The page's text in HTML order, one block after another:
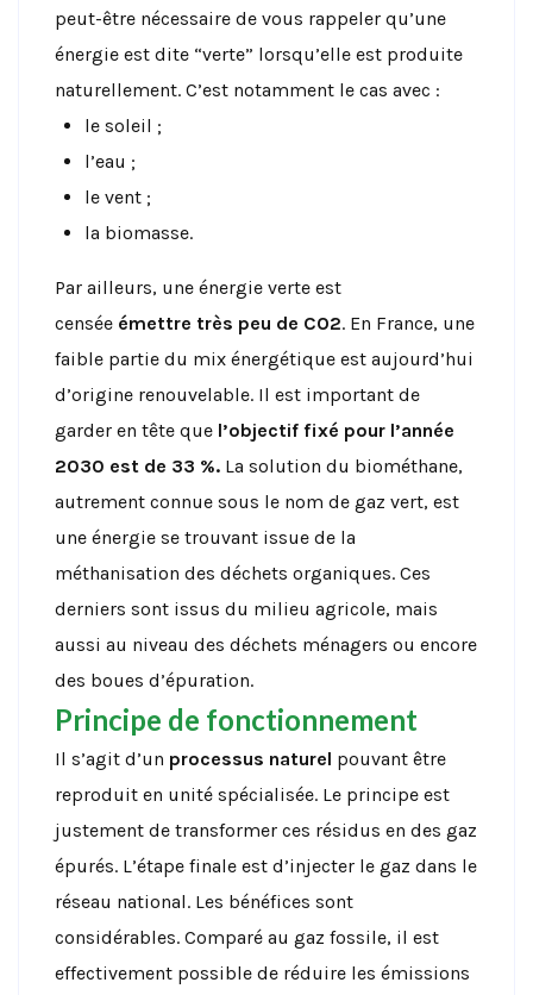
peut-être nécessaire de vous rappeler qu’une
énergie est dite “verte” lorsqu’elle est produite
naturellement. C’est notamment le cas avec :
le soleil ;
l’eau ;
le vent ;
la biomasse.
Par ailleurs, une énergie verte est
censée émettre très peu de CO2. En France, une
faible partie du mix énergétique est aujourd’hui
d’origine renouvelable. Il est important de
garder en tête que l’objectif fixé pour l’année
2030 est de 33 %. La solution du biométhane,
autrement connue sous le nom de gaz vert, est
une énergie se trouvant issue de la
méthanisation des déchets organiques. Ces
derniers sont issus du milieu agricole, mais
aussi au niveau des déchets ménagers ou encore
des boues d’épuration.
Principe de fonctionnement
Il s’agit d’un processus naturel pouvant être
reproduit en unité spécialisée. Le principe est
justement de transformer ces résidus en des gaz
épurés. L’étape finale est d’injecter le gaz dans le
réseau national. Les bénéfices sont
considérables. Comparé au gaz fossile, il est
effectivement possible de réduire les émissions